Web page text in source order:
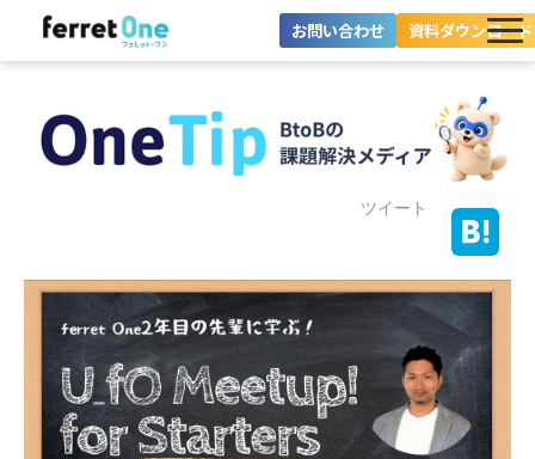
お問い合わせ 資料ダウンロード
ツール・機能一覧
料金プラン
セミナー
お役立ち情報
ツイート